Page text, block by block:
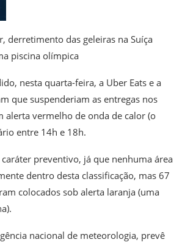
derretimento das geleiras na Suíça
piscina olímpica
nesta quarta-feira, a Uber Eats e a
que suspenderiam as entregas nos
alerta vermelho de onda de calor (o
entre 14h e 18h.
preventivo, já que nenhuma área
dentro desta classificação, mas 67
colocados sob alerta laranja (uma
nacional de meteorologia, prevê